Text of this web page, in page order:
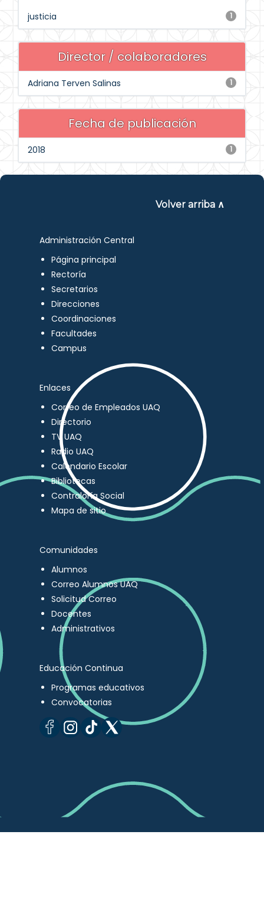
1
justicia
Director / colaboradores
1
Adriana Terven Salinas
Fecha de publicación
1
2018
Volver arriba ∧
Administración Central
Página principal
Rectoría
Secretarios
Direcciones
Coordinaciones
Facultades
Campus
Enlaces
Correo de Empleados UAQ
Directorio
TV UAQ
Radio UAQ
Calendario Escolar
Bibliotecas
Contraloría Social
Mapa de sitio
Comunidades
Alumnos
Correo Alumnos UAQ
Solicitud Correo
Docentes
Administrativos
Educación Continua
Programas educativos
Convocatorias